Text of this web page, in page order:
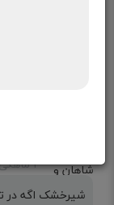
۴ ماهگی
شیرخشک اگه در